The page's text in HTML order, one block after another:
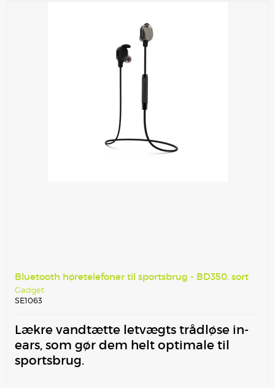
Bluetooth høretelefoner til sportsbrug - BD350, sort
Gadget
SE1063
Lækre vandtætte letvægts trådløse in-
ears, som gør dem helt optimale til
sportsbrug.